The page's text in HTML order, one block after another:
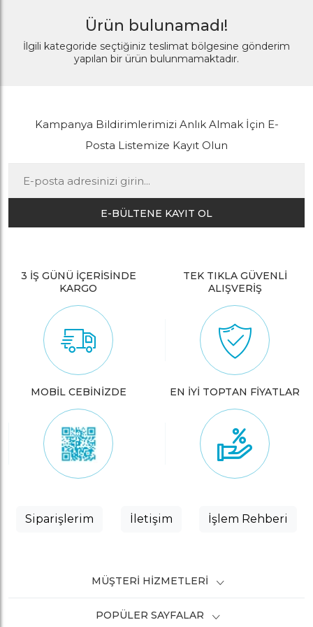
Ürün bulunamadı!
İlgili kategoride seçtiğiniz teslimat bölgesine gönderim
yapılan bir ürün bulunmamaktadır.
Kampanya Bildirimlerimizi Anlık Almak İçin E-
Posta Listemize Kayıt Olun
E-BÜLTENE KAYIT OL
3 İŞ GÜNÜ İÇERİSİNDE
KARGO
TEK TIKLA GÜVENLİ
ALIŞVERİŞ
MOBİL CEBİNİZDE EN İYİ TOPTAN FİYATLAR
Siparişlerim İletişim İşlem Rehberi
MÜŞTERI HIZMETLERI
POPÜLER SAYFALAR